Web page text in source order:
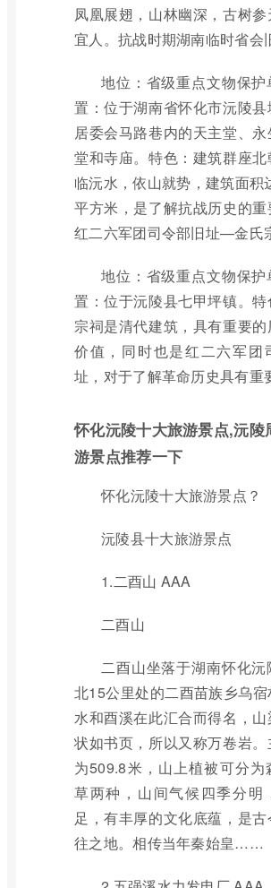
凤凰展翅，山林幽深，古树
宜人。抗战时期湖南临时省会
地位：省级重点文物保护
置：位于湖南省怀化市沅陵
居委会马路巷内的天主堂、
堂和寺庙。特色：建筑群座
临沅水，依山就势，建筑面积
平方米，是了解抗战历史的重
红二六军团司令部旧址—金氏
地位：省级重点文物保护
置：位于沅陵县七甲坪镇。
宗祠是清代建筑，具有重要
价值，同时也是红二六军团
址，对于了解革命历史具有重
怀化沅陵十大旅游景点,沅陵
游景点推荐一下
怀化沅陵十大旅游景点？
沅陵县十大旅游景点
1.二酉山 AAA
二酉山
二酉山坐落于湖南怀化
北15公里处的二酉苗族乡乌
水和酉溪在此汇合而得名，山
状如书页，所以又称万卷岩
为509.8米，山上植被可分为
草两种，山间气候四季分明
足，有丰厚的文化底蕴，是古
往之地。相传当年秦始皇……